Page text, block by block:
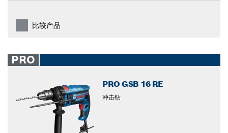
比较产品
PRO
PRO GSB 16 RE
冲击钻